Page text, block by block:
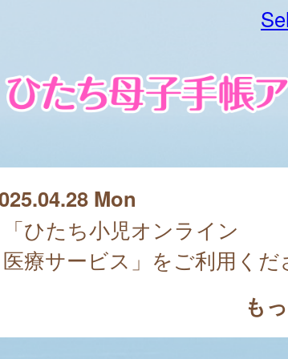
Mon
「ひたち小児オンライン
医療サービス」をご利用くだ
も